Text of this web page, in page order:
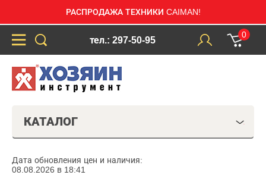
РАСПРОДАЖА ТЕХНИКИ CAIMAN!
тел.: 297-50-95
0
КАТАЛОГ
Дата обновления цен и наличия:
08.08.2026 в 18:41